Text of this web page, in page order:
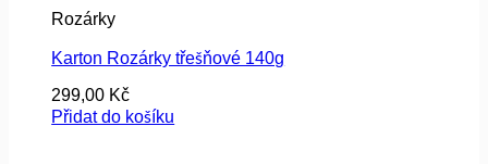
Rozárky
Karton Rozárky třešňové 140g
299,00 Kč
Přidat do košíku